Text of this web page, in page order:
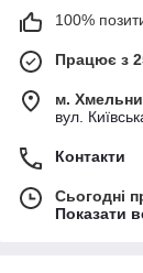
100%
Працює з
м.
вул.
Контакти
Сьогодні
Показати